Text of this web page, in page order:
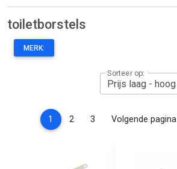
toiletborstels
MERK:
Sorteer op:
1 (current)
2 3 Volgende pagina